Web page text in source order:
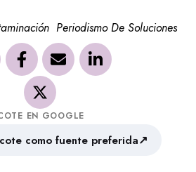
Periodismo De Soluciones
EN GOOGLE
como fuente preferida↗